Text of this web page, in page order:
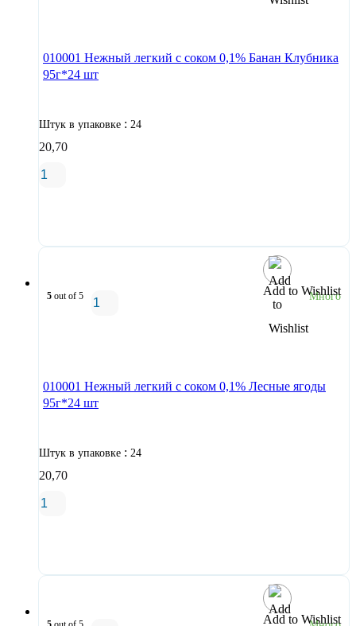
010001 Нежный легкий с соком 0,1% Банан Клубника
95г*24 шт
Штук в упаковке : 24
20,70
Add to Wishlist
5 out of 5 Много
010001 Нежный легкий с соком 0,1% Лесные ягоды
95г*24 шт
Штук в упаковке : 24
20,70
Add to Wishlist